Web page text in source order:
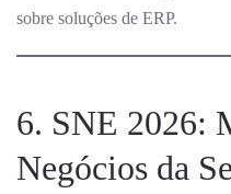
sobre soluções de ERP.
6. SNE 2026:
Negócios da